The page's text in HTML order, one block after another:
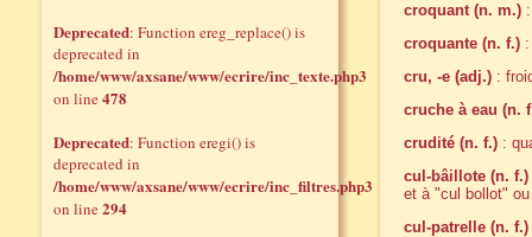
croquant (n. m.)
croquante (n. f.)
cru, -e (adj.) :
cruche à eau (n.
crudité (n. f.) :
cul-bâillote (n. f.)
et à "cul bollot"
cul-patrelle (n. f.)
Deprecated: Function ereg_replace() is
deprecated in
/home/www/axsane/www/ecrire/inc_texte.php3
on line478
Deprecated: Function eregi() is
deprecated in
/home/www/axsane/www/ecrire/inc_filtres.php3
on line294